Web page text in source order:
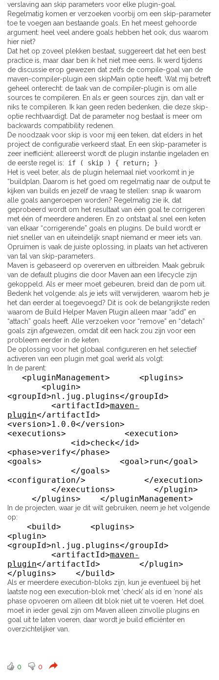
verslaving aan skip parameters voor elke plugin-goal.
Regelmatig komen er verzoeken voorbij om een skip-parameter
toe te voegen aan bestaande goals. En het meest gehoorde
argument: heel veel andere goals hebben het ook, dus waarom
hier niet?
Dat het op zoveel plekken bestaat, suggereert dat het een best
practice is, maar daar ben ik het niet mee eens. Ik werd tijdens
de discussie erop gewezen dat zelfs de compile-goal van de
maven-compiler-plugin een skipMain optie heeft. Wat mij betreft
geheel onterecht: de taak van de compiler-plugin is om alle
sources te compileren. En als er geen sources zijn, dan valt er
niks te compileren. Ik kan geen reden bedenken, die deze skip-
optie rechtvaardigt. Dat de parameter nog bestaat is meer om
backwards compatibility redenen.
De noodzaak voor skip is voor mij een teken, dat elders in het
project de configuratie verkeerd staat. En een skip-parameter is
zeer inefficiënt: allereerst wordt de plugin instantie ingeladen en
de eerste regel is: if ( skip ) { return; }
Het is veel beter, als de plugin helemaal niet voorkomt in je
“buildplan. Daarom is het goed om regelmatig naar de output te
kijken van builds en jezelf de vraag te stellen: snap ik waarom
alle goals aangeroepen worden? Regelmatig zie ik, dat
geprobeerd wordt om het resultaat van één goal te corrigeren
met één of meerdere anderen. En zo ontstaat al snel een keten
van elkaar “corrigerende” goals en plugins. De build wordt er
niet sneller van en uiteindelijk snapt niemand er meer iets van.
Opruimen is vaak de juiste oplossing, in plaats van het activeren
van tal van skip-parameters.
Maven is gebaseerd op overerven en uitbreiden. Maak gebruik
van de default plugins die door Maven aan een lifecycle zijn
gekoppeld. Als er meer moet gebeuren, breid dan de pom uit.
Bedenk het volgende: als je iets wilt verwijderen, waarom heb je
het dan eerder al toegevoegd? Dit is ook de belangrijkste reden
waarom de Build Helper Maven Plugin alleen maar “add” en
“attach” goals heeft. Alle verzoeken voor “remove” en “detach”
goals zijn afgewezen, omdat dit een hack zou zijn voor een
probleem eerder in de keten.
De oplossing voor het globaal configureren en het selectief
activeren van een plugin met goal werkt als volgt:
In de parent:
<pluginManagement> <plugins>
<plugin>
<groupId>nl.jug.plugins</groupId>
<artifactId>maven-
plugin</artifactId>
<version>1.0.0</version>
<executions> <execution>
<id>check</id>
<phase>verify</phase>
<goals> <goal>run</goal>
</goals>
<configuration/> </execution>
</executions> </plugin>
</plugins> </pluginManagement>
In de projecten, waar je dit wilt gebruiken, neem je het volgende
op:
<build> <plugins>
<plugin>
<groupId>nl.jug.plugins</groupId>
<artifactId>maven-
plugin</artifactId> </plugin>
</plugins> </build>
Als er meerdere execution-bloks zijn, kun je eventueel bij het
laatste nog een execution-blok met ‘check’ als id en ‘none’ als
phase opvoeren om alleen dit blok niet uit te voeren. Het doel
moet in ieder geval zijn om Maven alleen zinvolle plugins en
goal uit te laten voeren, daar wordt je build efficiënter en
overzichtelijker van.
0 0